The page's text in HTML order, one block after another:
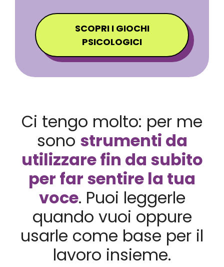
SCOPRI I GIOCHI
PSICOLOGICI
Ci tengo molto: per me
sono strumenti da
utilizzare fin da subito
per far sentire la tua
voce. Puoi leggerle
quando vuoi oppure
usarle come base per il
lavoro insieme.